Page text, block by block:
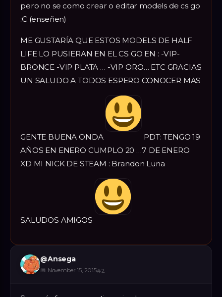
pero no se como crear o editar models de cs go
:C (enseñen)
ME GUSTARÍA QUE ESTOS MODELS DE HALF
LIFE LO PUSIERAN EN EL CS GO EN : -VIP-
BRONCE -VIP PLATA … -VIP ORO… ETC GRACIAS
UN SALUDO A TODOS ESPERO CONOCER MAS
GENTE BUENA ONDA
PDT: TENGO 19
AÑOS EN ENERO CUMPLO 20 …7 DE ENERO
XD MI NICK DE STEAM : Brandon Luna
SALUDOS AMIGOS
@Ansega
📅 November 15, 2015#2